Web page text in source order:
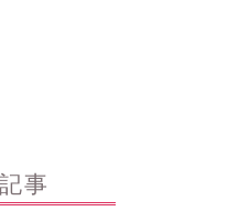
事